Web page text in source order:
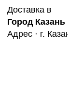
Доставка в
Город Казань
Адрес · г.